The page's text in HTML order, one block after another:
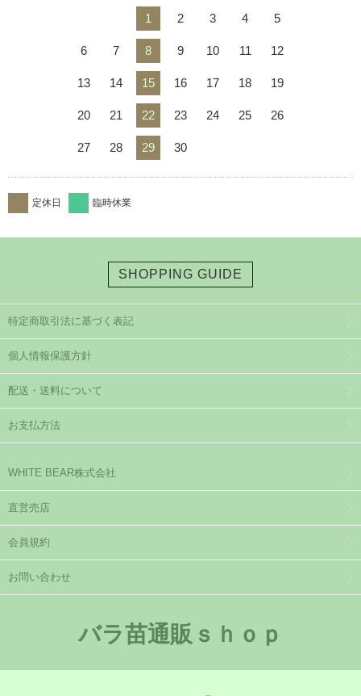
1
2 3 4 5
6 7 8 9 10 11 12
13 14 15 16 17 18 19
20 21 22 23 24 25 26
27 28 29 30
定休日 臨時休業
SHOPPING GUIDE
特定商取引法に基づく表記
個人情報保護方針
配送・送料について
お支払方法
WHITE BEAR株式会社
直営売店
会員規約
お問い合わせ
バラ苗通販ｓｈｏｐ